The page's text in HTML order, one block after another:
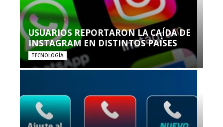
USUARIOS REPORTARON LA CAÍDA DE
INSTAGRAM EN DISTINTOS PAÍSES
TECNOLOGÍA